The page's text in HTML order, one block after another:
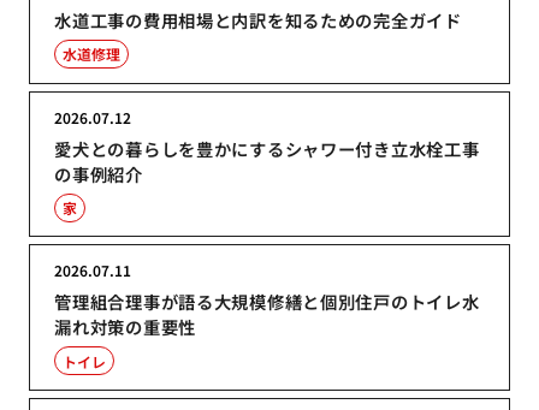
水道工事の費用相場と内訳を知るための完全ガイド
水道修理
愛犬との暮らしを豊かにするシャワー付き立水栓工事
の事例紹介
2026.07.12
家
管理組合理事が語る大規模修繕と個別住戸のトイレ水
漏れ対策の重要性
2026.07.11
トイレ